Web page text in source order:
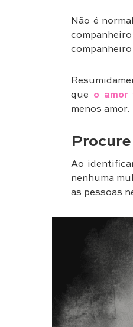
Não é
que o amor
menos amor.
Ao
nenhuma
as pessoas